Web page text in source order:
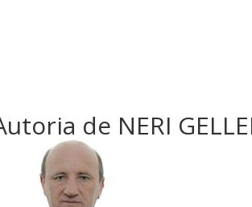
de NERI